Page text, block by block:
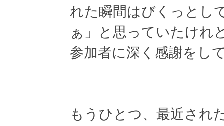
れた瞬間はびくっとし
ぁ」と思っていたけれ
参加者に深く感謝をし
もうひとつ、最近され